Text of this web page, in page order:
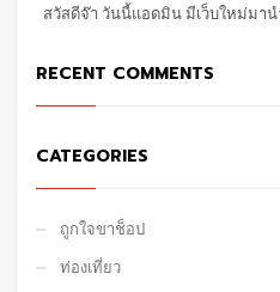
สวัสดีจ๊า วันนี้แอดมิน มีเว็บใหม่มาน
RECENT COMMENTS
CATEGORIES
ถูกใจขาช็อป
ท่องเที่ยว